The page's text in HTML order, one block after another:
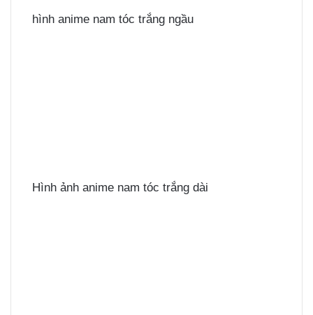
hình anime nam tóc trắng ngầu
Hình ảnh anime nam tóc trắng dài